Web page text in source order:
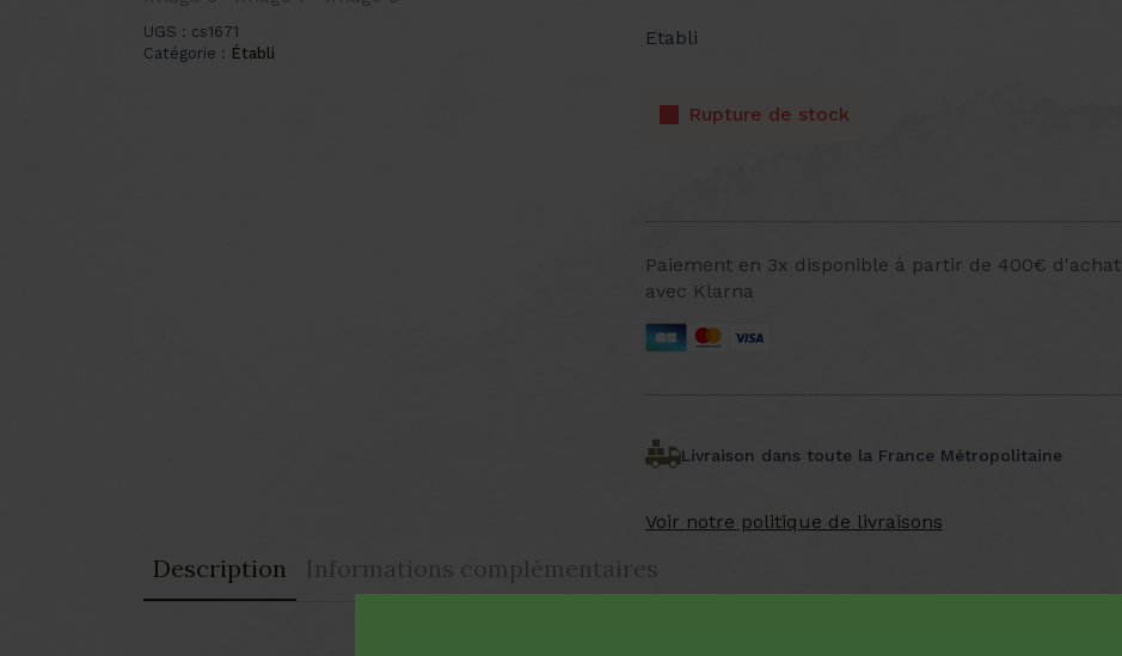
UGS : cs1671
Catégorie : Établi
Etabli
Rupture de stock
Paiement en 3x disponible à partir de 400€ d'achat
avec Klarna
Livraison dans toute la France Métropolitaine
Voir notre politique de livraisons
Description Informations complémentaires